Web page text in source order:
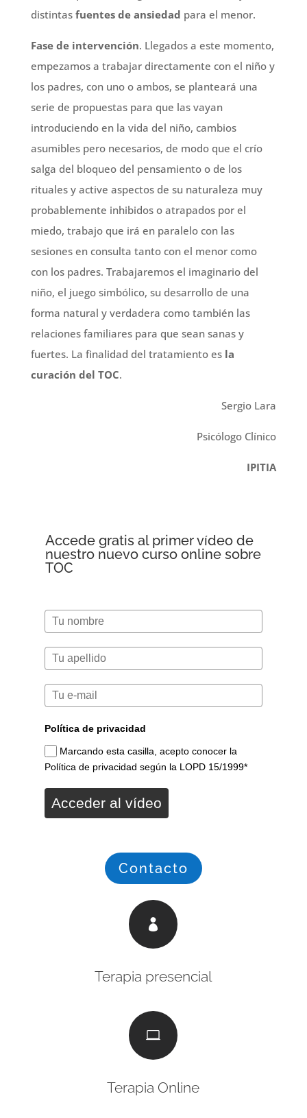
distintas fuentes de ansiedad para el menor.
Fase de intervención. Llegados a este momento,
empezamos a trabajar directamente con el niño y
los padres, con uno o ambos, se planteará una
serie de propuestas para que las vayan
introduciendo en la vida del niño, cambios
asumibles pero necesarios, de modo que el crío
salga del bloqueo del pensamiento o de los
rituales y active aspectos de su naturaleza muy
probablemente inhibidos o atrapados por el
miedo, trabajo que irá en paralelo con las
sesiones en consulta tanto con el menor como
con los padres. Trabajaremos el imaginario del
niño, el juego simbólico, su desarrollo de una
forma natural y verdadera como también las
relaciones familiares para que sean sanas y
fuertes. La finalidad del tratamiento es la
curación del TOC.
Sergio Lara
Psicólogo Clínico
IPITIA
Accede gratis al primer vídeo de
nuestro nuevo curso online sobre
TOC
Política de privacidad
Marcando esta casilla, acepto conocer la
Política de privacidad según la LOPD 15/1999*
Acceder al vídeo
Contacto

Terapia presencial

Terapia Online